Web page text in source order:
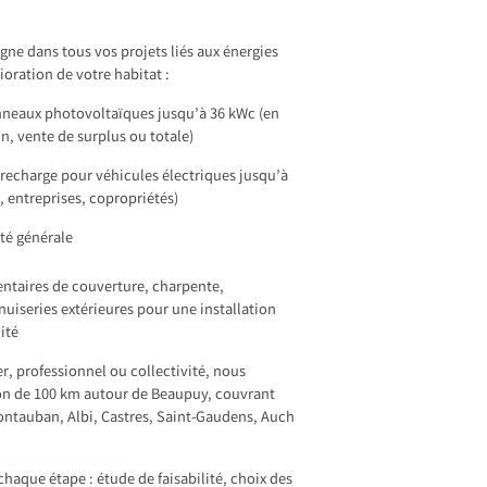
dans tous vos projets liés aux énergies
de votre habitat :
photovoltaïques jusqu’à 36 kWc (en
vente de surplus ou totale)
pour véhicules électriques jusqu’à
entreprises, copropriétés)
générale
de couverture, charpente,
extérieures pour une installation
professionnel ou collectivité, nous
de 100 km autour de Beaupuy, couvrant
Albi, Castres, Saint-Gaudens, Auch
étape : étude de faisabilité, choix des